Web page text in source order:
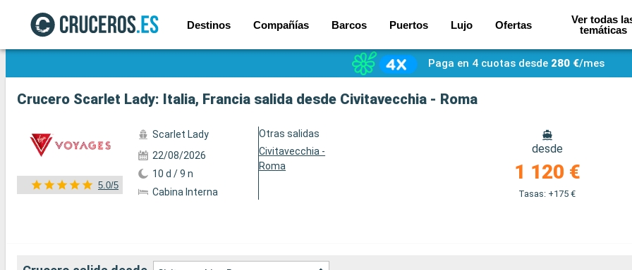
Destinos Compañías Barcos Puertos Lujo Ofertas
Ver todas
temáticas
Ver las 219 fotos
Paga en 4 cuotas desde 280 €/mes
Crucero Scarlet Lady: Italia, Francia salida desde Civitavecchia - Roma
5.0/5
Scarlet Lady
22/08/2026
10 d / 9 n
Cabina Interna
Otras salidas
Civitavecchia -
Roma
desde
1 120 €
Tasas: +175 €